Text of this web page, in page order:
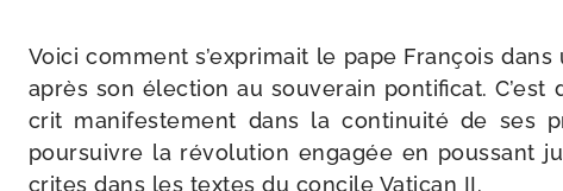
Voici com­ment s’ex­pri­mait le pape François
après son élec­tion au sou­ve­rain pon­ti­fi­cat.
crit mani­fes­te­ment dans la conti­nui­té de ses
pour­suivre la révo­lu­tion enga­gée en pous­sant
crites dans les textes du concile Vatican II.